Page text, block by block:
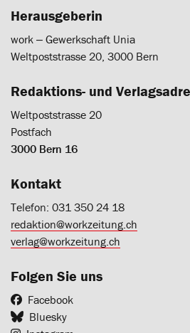
Herausgeberin
work ‒ Gewerkschaft Unia
Weltpoststrasse 20, 3000 Bern
Redaktions- und
Weltpoststrasse 20
Postfach
3000 Bern 16
Kontakt
Telefon: 031 350 24 18
redaktion@workzeitung.ch
verlag@workzeitung.ch
Folgen Sie uns
Facebook
Bluesky